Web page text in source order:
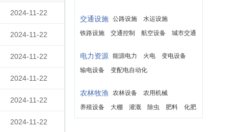
2024-11-22
2024-11-22
2024-11-22
2024-11-22
2024-11-22
2024-11-22
交通设施 公路设施
水运设施
铁路设施
交通控制 航空设备 城市交通
电力资源 能源电力 火电
变电设备
输电设备
变配电自动化
农林牧渔 农林设备
农用机械
养殖设备
大棚 灌溉 除虫 肥料
化肥